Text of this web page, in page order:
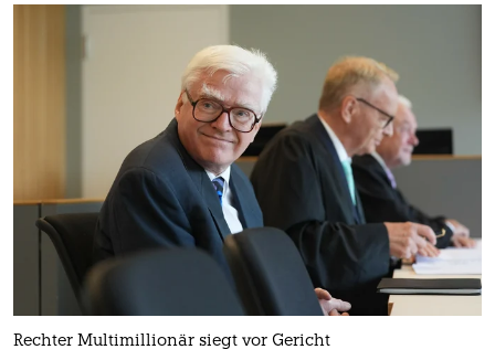
Rechter Multimillionär siegt vor Gericht